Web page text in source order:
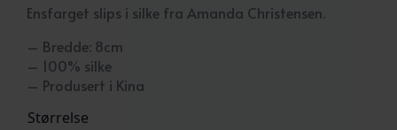
Ensfarget slips i silke fra Amanda Christensen.
– Bredde: 8cm
– 100% silke
– Produsert i Kina
Størrelse